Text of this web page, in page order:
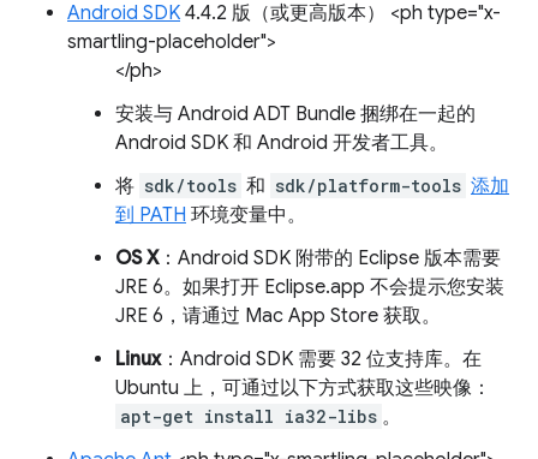
Android SDK 4.4.2 版（或更高版本） <ph type="x-
smartling-placeholder">
</ph>
安装与 Android ADT Bundle 捆绑在一起的
Android SDK 和 Android 开发者工具。
将 sdk/tools 和 sdk/platform-tools 添加
到 PATH 环境变量中。
OS X：Android SDK 附带的 Eclipse 版本需要
JRE 6。如果打开 Eclipse.app 不会提示您安装
JRE 6，请通过 Mac App Store 获取。
Linux：Android SDK 需要 32 位支持库。在
Ubuntu 上，可通过以下方式获取这些映像：
apt-get install ia32-libs 。